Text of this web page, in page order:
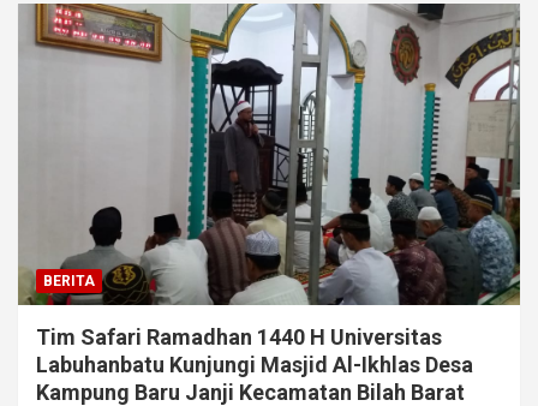
BERITA
Tim Safari Ramadhan 1440 H Universitas
Labuhanbatu Kunjungi Masjid Al-Ikhlas Desa
Kampung Baru Janji Kecamatan Bilah Barat